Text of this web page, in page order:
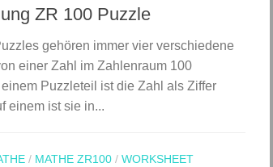
ZR 100 Puzzle
gehören immer vier verschiedene
einer Zahl im Zahlenraum 100
Puzzleteil ist die Zahl als Ziffer
einem ist sie in...
/ MATHE ZR100 / WORKSHEET